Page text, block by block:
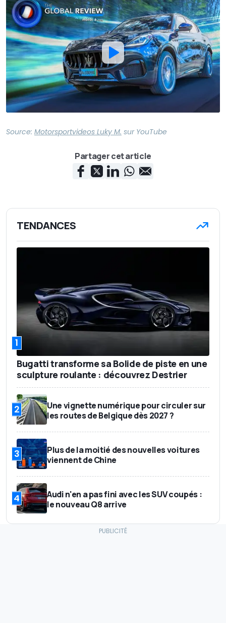
Source: Motorsportvideos Luky M. sur YouTube
Partager cet article
TENDANCES
1
Bugatti transforme sa Bolide de piste en une
sculpture roulante : découvrez Destrier
2
Une vignette numérique pour circuler sur
les routes de Belgique dès 2027 ?
3
Plus de la moitié des nouvelles voitures
viennent de Chine
4
Audi n'en a pas fini avec les SUV coupés :
le nouveau Q8 arrive